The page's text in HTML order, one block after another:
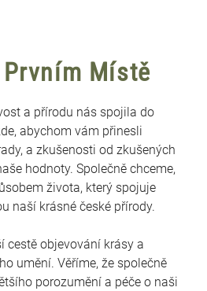
Místě
a přírodu nás spojila do
abychom vám přinesli
a zkušenosti od zkušených
hodnoty. Společně chceme,
života, který spojuje
naší krásné české přírody.
cestě objevování krásy a
umění. Věříme, že společně
porozumění a péče o naši